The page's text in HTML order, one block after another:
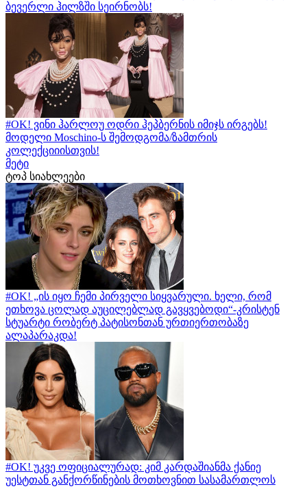
ბევერლი ჰილზში სეირნობს!
#OK! ვინი ჰარლოუ ოდრი ჰეპბერნის იმიჯს ირგებს!
მოდელი Moschino-ს შემოდგომა/ზამთრის
კოლექციიისთვის!
მეტი
ტოპ სიახლეები
#OK! „ის იყო ჩემი პირველი სიყვარული. ხელი, რომ
ეთხოვა ცოლად აუცილებლად გავყვებოდი“-კრისტენ
სტუარტი რობერტ პატისონთან ურთიერთობაზე
ალაპარაკდა!
#OK! უკვე ოფიციალურად: კიმ კარდაშიანმა ქანიე
უესტთან განქორწინების მოთხოვნით სასამართლოს